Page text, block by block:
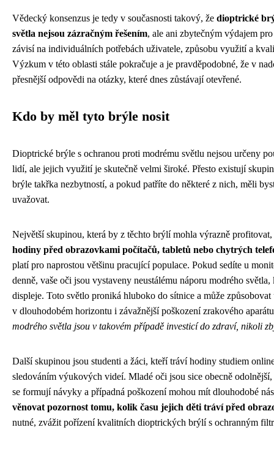
Vědecký konsenzus je tedy v současnosti takový, že dioptrické
světla nejsou zázračným řešením, ale ani zbytečným výdajem
závisí na individuálních potřebách uživatele, způsobu využití a
Výzkum v této oblasti stále pokračuje a je pravděpodobné, že v
přesnější odpovědi na otázky, které dnes zůstávají otevřené.
Kdo by měl tyto brýle nosit
Dioptrické brýle s ochranou proti modrému světlu nejsou určeny
lidí, ale jejich využití je skutečně velmi široké. Přesto existují
brýle takřka nezbytností, a pokud patříte do některé z nich, měli
uvažovat.
Největší skupinou, která by z těchto brýlí mohla výrazně
hodiny před obrazovkami počítačů, tabletů nebo chytrých
platí pro naprostou většinu pracující populace. Pokud sedíte u
denně, vaše oči jsou vystaveny neustálému náporu modrého
displeje. Toto světlo proniká hluboko do sítnice a může
v dlouhodobém horizontu i závažnější poškození zrakového
modrého světla jsou v takovém případě investicí do zdraví, nikoli
Další skupinou jsou studenti a žáci, kteří tráví hodiny studiem
sledováním výukových videí. Mladé oči jsou sice obecně
se formují návyky a případná poškození mohou mít dlouhodobé
věnovat pozornost tomu, kolik času jejich děti tráví před
nutné, zvážit pořízení kvalitních dioptrických brýlí s ochranným